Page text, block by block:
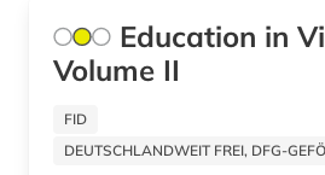
bedrohte sprache (1)
beherbergungsgewerbe tourismus
Education in
Volume II
FID
DEUTSCHLANDWEIT FREI, DFG-